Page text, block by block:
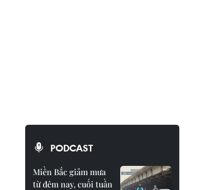
PODCAST
Miền Bắc giảm mưa
từ đêm nay, cuối tuần